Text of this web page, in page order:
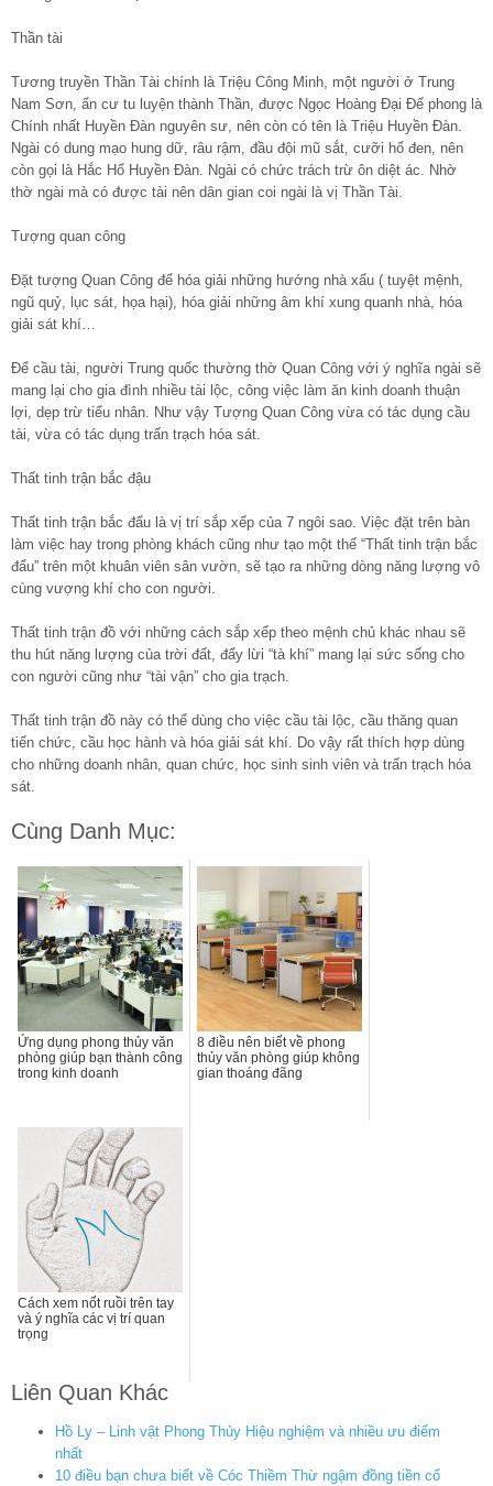
Thần tài
Tương truyền Thần Tài chính là Triệu Công Minh, một người ở Trung
Nam Sơn, ẩn cư tu luyện thành Thần, được Ngọc Hoàng Đại Đế phong là
Chính nhất Huyền Đàn nguyên sư, nên còn có tên là Triệu Huyền Đàn.
Ngài có dung mạo hung dữ, râu rậm, đầu đội mũ sắt, cưỡi hổ đen, nên
còn gọi là Hắc Hổ Huyền Đàn. Ngài có chức trách trừ ôn diệt ác. Nhờ
thờ ngài mà có được tài nên dân gian coi ngài là vị Thần Tài.
Tượng quan công
Đặt tượng Quan Công để hóa giải những hướng nhà xấu ( tuyệt mệnh,
ngũ quỷ, lục sát, họa hại), hóa giải những âm khí xung quanh nhà, hóa
giải sát khí…
Để cầu tài, người Trung quốc thường thờ Quan Công với ý nghĩa ngài sẽ
mang lại cho gia đình nhiều tài lộc, công việc làm ăn kinh doanh thuận
lợi, dẹp trừ tiểu nhân. Như vậy Tượng Quan Công vừa có tác dụng cầu
tài, vừa có tác dụng trấn trạch hóa sát.
Thất tinh trận bắc đậu
Thất tinh trận bắc đẩu là vị trí sắp xếp của 7 ngôi sao. Việc đặt trên bàn
làm việc hay trong phòng khách cũng như tạo một thế “Thất tinh trận bắc
đẩu” trên một khuân viên sân vườn, sẽ tạo ra những dòng năng lượng vô
cùng vượng khí cho con người.
Thất tinh trận đồ với những cách sắp xếp theo mệnh chủ khác nhau sẽ
thu hút năng lượng của trời đất, đẩy lừi “tà khí” mang lại sức sống cho
con người cũng như “tài vận” cho gia trạch.
Thất tinh trận đồ này có thể dùng cho việc cầu tài lộc, cầu thăng quan
tiến chức, cầu học hành và hóa giải sát khí. Do vậy rất thích hợp dùng
cho những doanh nhân, quan chức, học sinh sinh viên và trấn trạch hóa
sát.
Cùng Danh Mục:
Ứng dụng phong thủy văn
phòng giúp bạn thành công
trong kinh doanh
8 điều nên biết về phong
thủy văn phòng giúp không
gian thoáng đãng
Cách xem nốt ruồi trên tay
và ý nghĩa các vị trí quan
trọng
Liên Quan Khác
Hồ Ly – Linh vật Phong Thủy Hiệu nghiệm và nhiều ưu điểm
nhất
10 điều bạn chưa biết về Cóc Thiềm Thừ ngậm đồng tiền cổ